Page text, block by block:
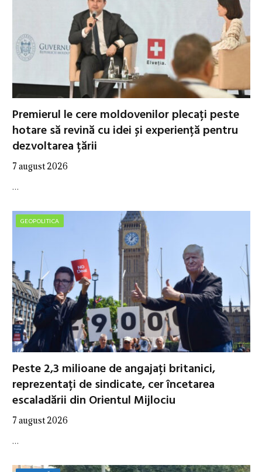
Premierul le cere moldovenilor plecați peste
hotare să revină cu idei și experiență pentru
dezvoltarea țării
7 august 2026
…
GEOPOLITICA
Peste 2,3 milioane de angajați britanici,
reprezentați de sindicate, cer încetarea
escaladării din Orientul Mijlociu
7 august 2026
…